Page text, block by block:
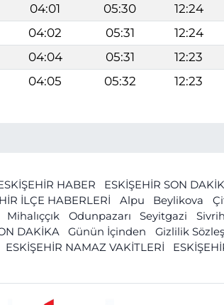
04:01 05:30 12:24
04:02 05:31 12:24
04:04 05:31 12:23
04:05 05:32 12:23
HABER ESKİŞEHİR SON
İLÇE HABERLERİ
Alpu Beylikova
Mihalıççık Odunpazarı Seyitgazi
DAKİKA
Günün İçinden Gizlilik
ESKİŞEHİR NAMAZ VAKİTLERİ